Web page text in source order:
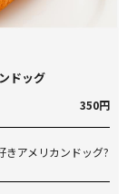
ドッグ
350円
きアメリカンドッグ?